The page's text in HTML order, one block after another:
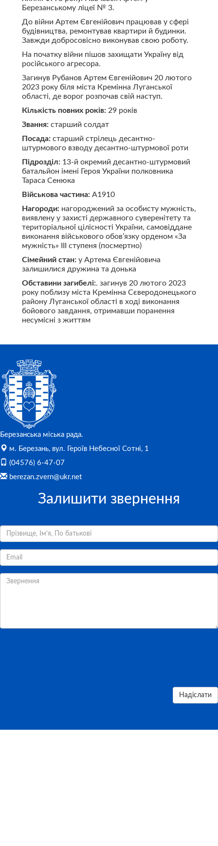
Березанському ліцеї № 3.
До війни Артем Євгенійович працював у сфері
будівництва, ремонтував квартири й будинки.
Завжди добросовісно виконував свою роботу.
На початку війни пішов захищати Україну від
російського агресора.
Загинув Рубанов Артем Євгенійович 20 лютого
2023 року біля міста Кремінна Луганської
області, де ворог розпочав свій наступ.
Кількість повних років: 29 років
Звання: старший солдат
Посада: старший стрілець десантно-
штурмового взводу десантно-штурмової роти
Підрозділ: 13-й окремий десантно-штурмовий
батальйон імені Героя України полковника
Тараса Сенюка
Військова частина: А1910
Нагороди: нагороджений за особисту мужність,
виявлену у захисті державного суверенітету та
територіальної цілісності України, самовіддане
виконання військового обов’язку орденом «За
мужність» ІІІ ступеня (посмертно)
Сімейний стан: у Артема Євгенійовича
залишилися дружина та донька
Обставини загибелі:. загинув 20 лютого 2023
року поблизу міста Кремінна Сєверодонецького
району Луганської області в ході виконання
бойового завдання, отримавши поранення
несумісні з життям
Березанська міська рада.
м. Березань, вул. Героїв Небесної Сотні, 1
(04576) 6-47-07
berezan.zvern@ukr.net
Залишити звернення
Надіслати